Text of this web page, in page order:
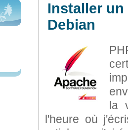
Installer
Debian
la
l'heure où